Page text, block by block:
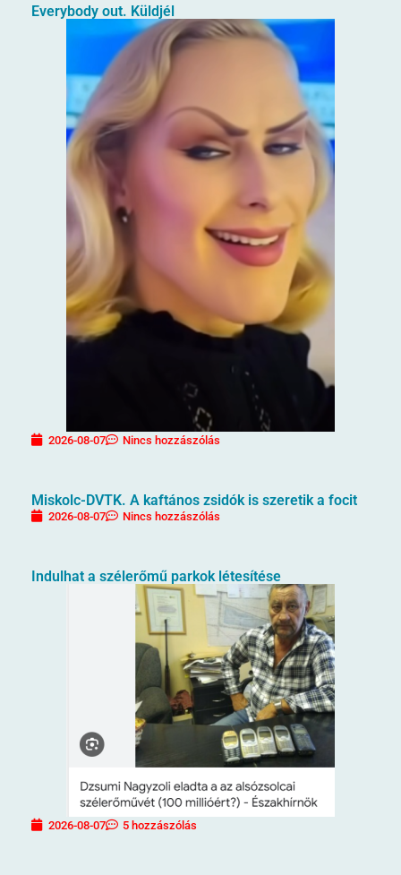
Everybody out. Küldjél
2026-08-07 Nincs hozzászólás
Miskolc-DVTK. A kaftános zsidók is szeretik a focit
2026-08-07 Nincs hozzászólás
Indulhat a szélerőmű parkok létesítése
2026-08-07 5 hozzászólás